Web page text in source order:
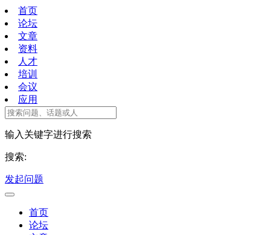
首页
论坛
文章
资料
人才
培训
会议
应用
输入关键字进行搜索
搜索:
发起问题
首页
论坛